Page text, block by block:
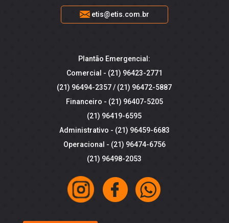
etis@etis.com.br
Plantão Emergencial:
Comercial - (21) 96423-2771
(21) 96494-2357/ (21) 96472-5887
Financeiro - (21) 96407-5205
(21) 96419-6595
Administrativo - (21) 96459-6683
Operacional - (21) 96474-6756
(21) 96498-2053